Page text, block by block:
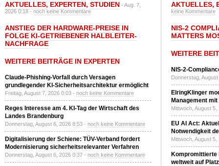
AKTUELLES, EXPERTEN, STUDIEN - Aug. 7,
2026 0:18 -noch keine Kommentare
ANSTIEG DER HARDWARE-PREISE IN
FOLGE KI-GETRIEBENER HALBLEITER-
NACHFRAGE
WEITERE BEITRÄGE IN EXPERTEN
Claude-Phishing-Vorfall durch Versagen
grundlegender KI-Sicherheitsarchitektur ermöglicht
Freitag, August 7, 2026 0:03 - noch keine Kommentare
Reges Interesse am 4. KI-Tag der Wirtschaft des
Landes Brandenburg
Donnerstag, August 6, 2026 8:53 - noch keine Kommentare
Digitalisierung der Schiene: TÜV-Verband fordert
Modernisierung sicherheitsrelevanter Verfahren
Donnerstag, August 6, 2026 0:37 - noch keine Kommentare
AKTUELLES,
keine Kommentare
NIS-2
MATTERS
WEITERE
NIS-2-
Donnerstag,
ElringKlinger
Management
Mittwoch, August
EU AI Act:
Notwendigkeit
Mittwoch, August
Kompromittierte
weltweit auf